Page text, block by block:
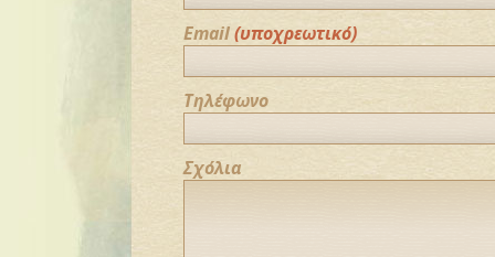
Email(υποχρεωτικό)
Τηλέφωνο
Σχόλια